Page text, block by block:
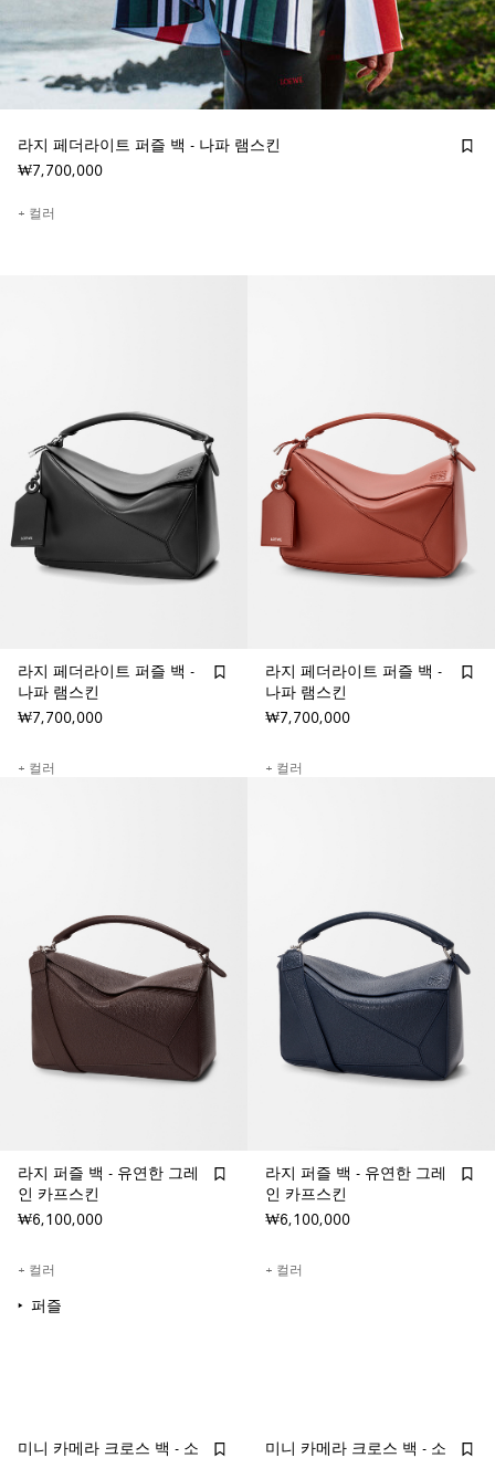
라지 페더라이트 퍼즐 백 - 나파 램스킨
₩7,700,000
+ 컬러
라지 페더라이트 퍼즐 백 -
나파 램스킨
₩7,700,000
+ 컬러
라지 페더라이트 퍼즐 백 -
나파 램스킨
₩7,700,000
+ 컬러
라지 퍼즐 백 - 유연한 그레
인 카프스킨
₩6,100,000
+ 컬러
라지 퍼즐 백 - 유연한 그레
인 카프스킨
₩6,100,000
+ 컬러
퍼즐
미니 카메라 크로스 백 - 소
미니 카메라 크로스 백 - 소